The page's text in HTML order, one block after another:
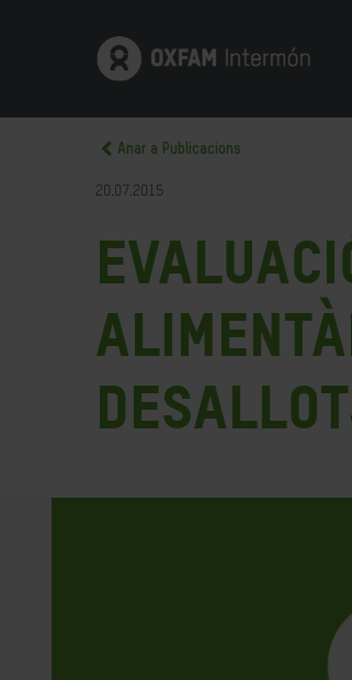
Anar a Publicacions
20.07.2015